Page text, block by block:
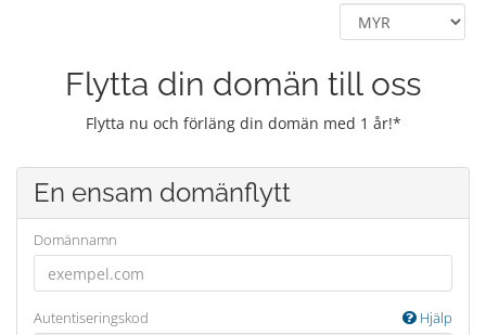
Flytta din domän till oss
Flytta nu och förläng din domän med 1 år!*
En ensam domänflytt
Domännamn
Autentiseringskod Hjälp